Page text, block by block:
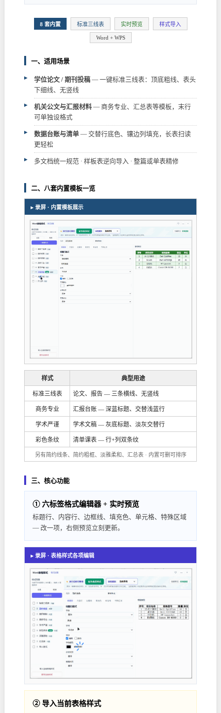
8 套内置 标准三线表 实时预览 样式导入
Word + WPS
一、适用场景
▸ 学位论文 / 期刊投稿 — 一键标准三线表：顶底粗线、表头
下细线、无竖线
▸ 机关公文与汇报材料 — 商务专业、汇总表等模板，末行
可单独设格式
▸ 数据台账与清单 — 交替行底色、镶边列填充，长表扫读
更轻松
▸ 多文档统一规范 · 样板表逆向导入 · 整篇或单表精修
二、八套内置模板一览
▸ 录屏 · 内置模板展示
样式 典型用途
标准三线表 论文、报告 — 三条横线、无竖线
商务专业 汇报台账 — 深蓝标题、交替浅蓝行
学术严谨 学术文稿 — 灰底标题、淡灰交替行
彩色条纹 清单课表 — 行+列双条纹
另有简约线条、简约粗框、淡雅柔和、汇总表 · 内置可删可排序
三、核心功能
① 六标签格式编辑器 + 实时预览
标题行、内容行、边框线、填充色、单元格、特殊区域
— 改一项，右侧预览立刻更新。
▸ 录屏 · 表格样式各项编辑
② 导入当前表格样式